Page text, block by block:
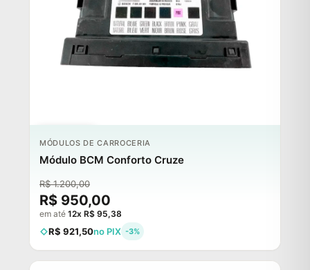
ESGOTADO
MÓDULOS DE CARROCERIA
Módulo BCM Conforto Cruze
R$ 1.200,00
R$ 950,00
em até 12x R$ 95,38
R$ 921,50no PIX -3%